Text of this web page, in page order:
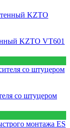
KZTO VT601
со штуцером